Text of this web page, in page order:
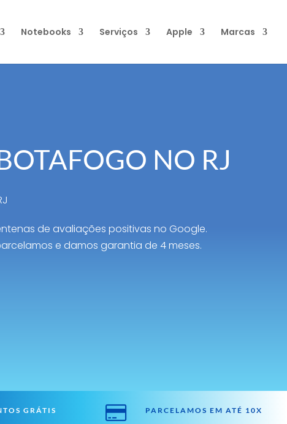
Notebooks Serviços Apple Marcas
NO RJ
de avaliações positivas no Google.
e damos garantia de 4 meses.
GRÁTIS  PARCELAMOS EM ATÉ 10X